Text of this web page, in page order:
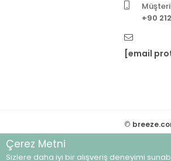
+90
[email
©
Çerez Metni
Sizlere daha iyi bir alışveriş deneyimi